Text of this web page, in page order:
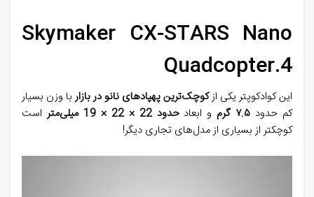
Skymaker CX-STARS Nano
Quadcopter.4
این کوادکوپتر یکی ازکوچک‌ترین پهپادهای نانو در بازاربا وزن بسیار
کم حدود ۷.۵ گرم و ابعادحدود 22 × 22 × 19 میلی‌متر
است
کوچکتر از بسیاری از مدل‌های تجاری دیگر!